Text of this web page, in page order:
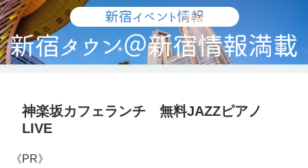
神楽坂カフェランチ 無料JAZZピアノ
LIVE
《PR》